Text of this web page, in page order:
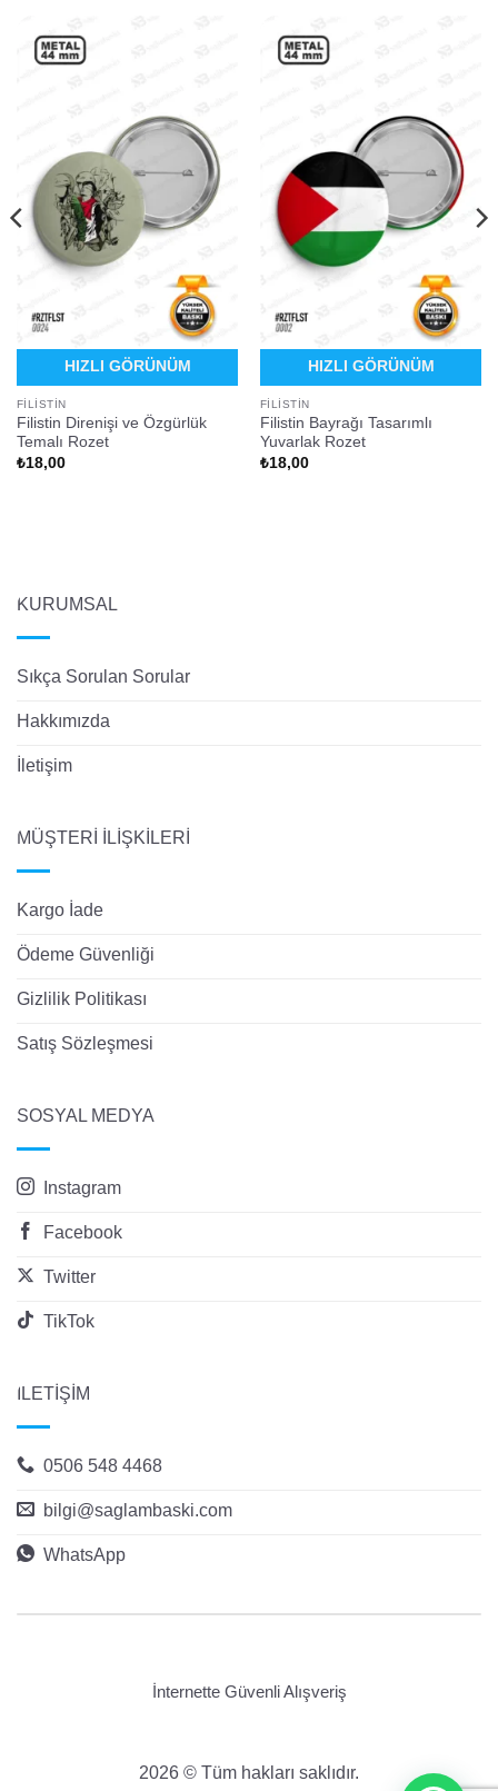
HIZLI GÖRÜNÜM
FILISTIN
Filistin Direnişi ve Özgürlük
Temalı Rozet
₺18,00
HIZLI GÖRÜNÜM
FILISTIN
Filistin Bayrağı Tasarımlı
Yuvarlak Rozet
₺18,00
KURUMSAL
Sıkça Sorulan Sorular
Hakkımızda
İletişim
MÜŞTERİ İLİŞKİLERİ
Kargo İade
Ödeme Güvenliği
Gizlilik Politikası
Satış Sözleşmesi
SOSYAL MEDYA
Instagram
Facebook
Twitter
TikTok
İLETİŞİM
0506 548 4468
bilgi@saglambaski.com
WhatsApp
İnternette Güvenli Alışveriş
2026 © Tüm hakları saklıdır.